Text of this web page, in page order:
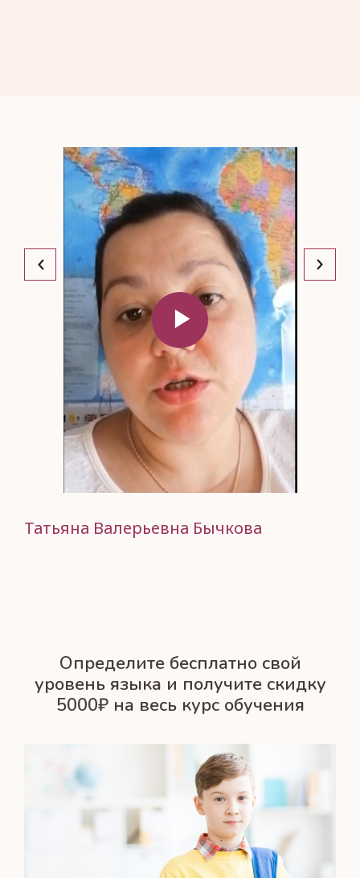
Марченко Ольга
Татьяна Валерьевна Бычкова
Носкова Дарья
Леднёва Александрина
Панкратова Светлана
Энгель Олеся
Замай Оксана
Попова Юлия
Эгамбердиева Евгения
Чикин Сергей
Ярцева Светлана Владимировна
Марченко Ольга
Татьяна Валерьевна Бычкова
Определите бесплатно свой
уровень языка и получите скидку
5000₽ на весь курс обучения